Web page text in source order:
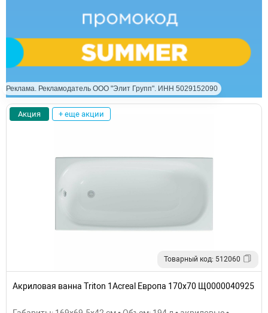
Реклама. Рекламодатель ООО "Элит Групп". ИНН 5029152090
Акция + еще акции
Товарный код: 512060
Акриловая ванна Triton 1Acreal Европа 170x70 Щ0000040925